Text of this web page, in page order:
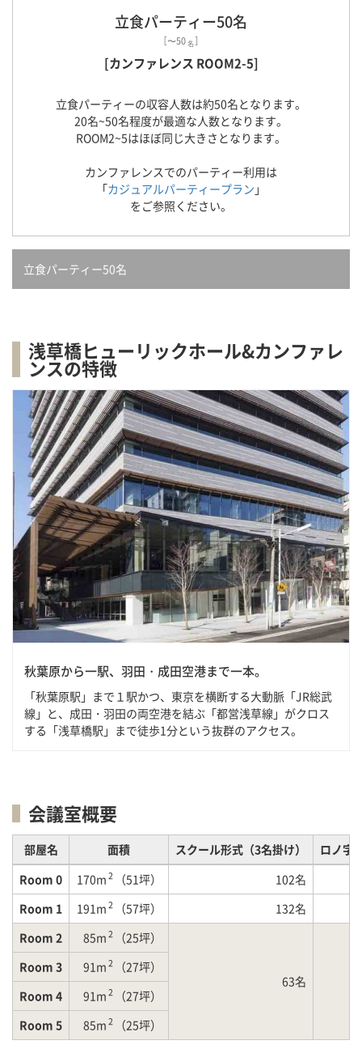
立食パーティー50名
［〜50名］
[カンファレンス ROOM2-5]
立食パーティーの収容人数は約50名となります。
20名~50名程度が最適な人数となります。
ROOM2~5はほぼ同じ大きさとなります。
カンファレンスでのパーティー利用は
「カジュアルパーティープラン 」
をご参照ください。
立食パーティー50名
浅草橋ヒューリックホール&カンファレ
ンスの特徴
秋葉原から一駅、羽田・成田空港まで一本。
「秋葉原駅」まで１駅かつ、東京を横断する大動脈「JR総武
線」と、成田・羽田の両空港を結ぶ「都営浅草線」がクロス
する「浅草橋駅」まで徒歩1分という抜群のアクセス。
会議室概要
部屋名 面積 スクール形式（3名掛け）
ロノ字
Room 0
170m 2 （51坪）
102名
Room 1
191m 2 （57坪）
132名
Room 2
85m 2 （25坪）
63名
Room 3 91m 2
（27坪）
Room 4
91m 2
（27坪）
Room 5
85m 2 （25坪）